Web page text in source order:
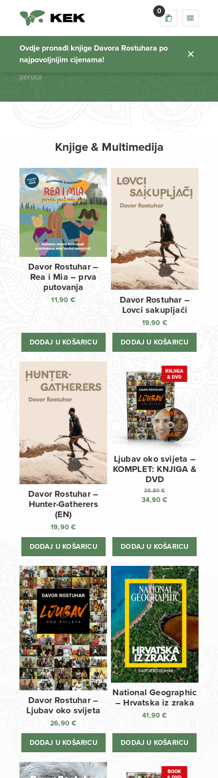
0
Ovdje pronađi knjige Davora Rostuhara po
najpovoljnijim cijenama!
peruca
Početna stranica
peruca
Knjige & Multimedija
Davor Rostuhar –
Rea i Mia – prva
putovanja
11,90 €
DODAJ U KOŠARICU
Davor Rostuhar –
Lovci sakupljači
19,90 €
DODAJ U KOŠARICU
Davor Rostuhar –
Hunter-Gatherers
(EN)
19,90€
DODAJ U KOŠARICU
Ljubav oko svijeta –
KOMPLET: KNJIGA &
DVD
38,80€
Izvorna
38,80 €.
34,90€
34,90 €.
DODAJ U KOŠARICU
Davor Rostuhar –
Ljubav oko svijeta
26,90€
DODAJ U KOŠARICU
National Geographic
– Hrvatska iz zraka
41,90€
DODAJ U KOŠARICU